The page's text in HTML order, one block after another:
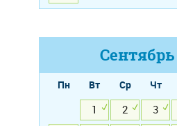
Сентябрь
Пн Вт Ср Чт
1
2 3